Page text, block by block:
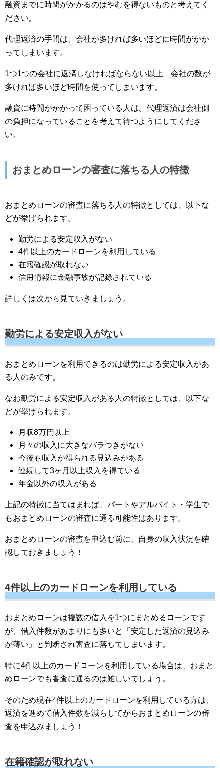
融資までに時間がかかるのはやむを得ないものと考えてく
ださい。
代理返済の手間は、会社が多ければ多いほどに時間がかか
ってしまいます。
1つ1つの会社に返済しなければならない以上、会社の数が
多ければ多いほど時間を使ってしまいます。
融資に時間がかかって困っている人は、代理返済は会社側
の負担になっていることを考えて待つようにしてくださ
い。
おまとめローンの審査に落ちる人の特徴
おまとめローンの審査に落ちる人の特徴としては、以下な
どが挙げられます。
勤労による安定収入がない
4件以上のカードローンを利用している
在籍確認が取れない
信用情報に金融事故が記録されている
詳しくは次から見ていきましょう。
勤労による安定収入がない
おまとめローンを利用できるのは勤労による安定収入があ
る人のみです。
なお勤労による安定収入がある人の特徴としては、以下な
どが挙げられます。
月収8万円以上
月々の収入に大きなバラつきがない
今後も収入が得られる見込みがある
連続して3ヶ月以上収入を得ている
年金以外の収入がある
上記の特徴に当てはまれば、パートやアルバイト・学生で
もおまとめローンの審査に通る可能性はあります。
おまとめローンの審査を申込む前に、自身の収入状況を確
認しておきましょう！
4件以上のカードローンを利用している
おまとめローンは複数の借入を1つにまとめるローンです
が、借入件数があまりにも多いと「安定した返済の見込み
が薄い」と判断され審査に落ちてしまいます。
特に4件以上のカードローンを利用している場合は、おまと
めローンでも審査に通るのは難しいでしょう。
そのため現在4件以上のカードローンを利用している方は、
返済を進めて借入件数を減らしてからおまとめローンの審
査を申込みましょう！
在籍確認が取れない